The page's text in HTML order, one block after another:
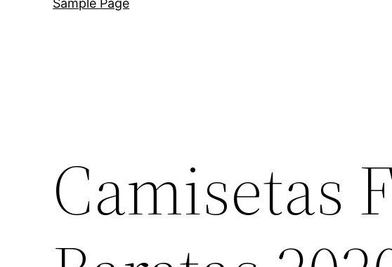
Sample Page
Camisetas